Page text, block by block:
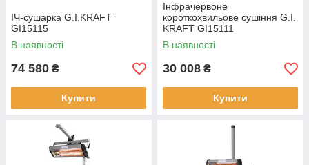
ІЧ-сушарка G.I.KRAFT
GI15115
В наявності
74 580 ₴
Купити
Інфрачервоне
короткохвильове сушіння G.I.
KRAFT GI15111
В наявності
30 008 ₴
Купити